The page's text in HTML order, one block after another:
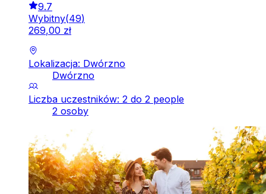
9.7
Wybitny(49)
269,00 zł
Lokalizacja: Dwórzno
Dwórzno
Liczba uczestników: 2 do 2 people
2 osoby